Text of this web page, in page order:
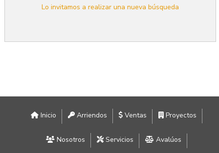
Lo invitamos a realizar una nueva búsqueda
Inicio Arriendos Ventas Proyectos
Nosotros Servicios Avalúos